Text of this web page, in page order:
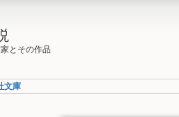
とその作品
文庫